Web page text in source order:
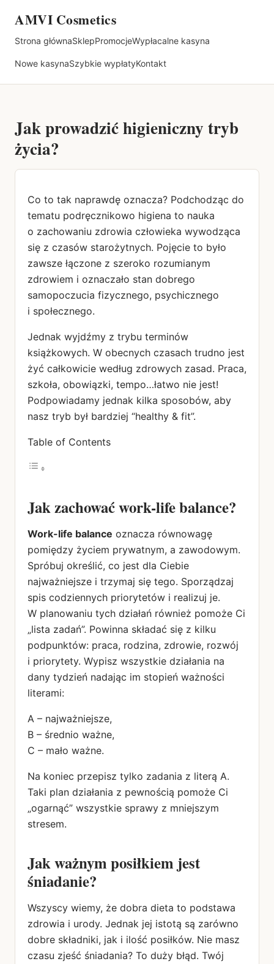
AMVI Cosmetics
Strona głównaSklepPromocjeWypłacalne kasyna
Nowe kasynaSzybkie wypłatyKontakt
Jak prowadzić higieniczny tryb
życia?
Co to tak naprawdę oznacza? Podchodząc do
tematu podręcznikowo higiena to nauka
o zachowaniu zdrowia człowieka wywodząca
się z czasów starożytnych. Pojęcie to było
zawsze łączone z szeroko rozumianym
zdrowiem i oznaczało stan dobrego
samopoczucia fizycznego, psychicznego
i społecznego.
Jednak wyjdźmy z trybu terminów
książkowych. W obecnych czasach trudno jest
żyć całkowicie według zdrowych zasad. Praca,
szkoła, obowiązki, tempo…łatwo nie jest!
Podpowiadamy jednak kilka sposobów, aby
nasz tryb był bardziej “healthy & fit”.
Table of Contents
Jak zachować work-life balance?
Work-life balance oznacza równowagę
pomiędzy życiem prywatnym, a zawodowym.
Spróbuj określić, co jest dla Ciebie
najważniejsze i trzymaj się tego. Sporządzaj
spis codziennych priorytetów i realizuj je.
W planowaniu tych działań również pomoże Ci
„lista zadań”. Powinna składać się z kilku
podpunktów: praca, rodzina, zdrowie, rozwój
i priorytety. Wypisz wszystkie działania na
dany tydzień nadając im stopień ważności
literami:
A – najważniejsze,
B – średnio ważne,
C – mało ważne.
Na koniec przepisz tylko zadania z literą A.
Taki plan działania z pewnością pomoże Ci
„ogarnąć” wszystkie sprawy z mniejszym
stresem.
Jak ważnym posiłkiem jest
śniadanie?
Wszyscy wiemy, że dobra dieta to podstawa
zdrowia i urody. Jednak jej istotą są zarówno
dobre składniki, jak i ilość posiłków. Nie masz
czasu zjeść śniadania? To duży błąd. Twój